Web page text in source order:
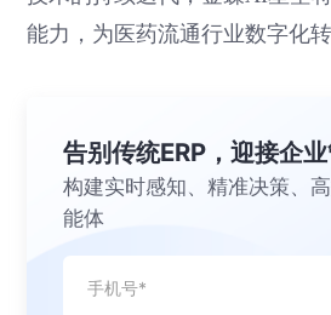
能力，为医药流通行业数字化
告别传统ERP，迎接企
构建实时感知、精准决策、
能体